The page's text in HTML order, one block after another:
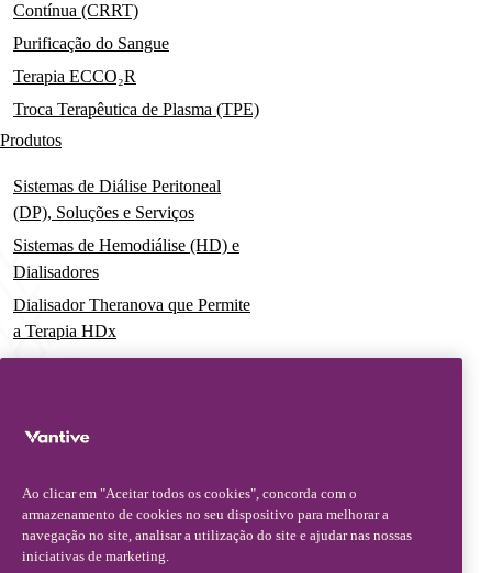
Contínua (CRRT)
Purificação do Sangue
Terapia ECCO₂R
Troca Terapêutica de Plasma (TPE)
Produtos
Sistemas de Diálise Peritoneal
(DP), Soluções e Serviços
Sistemas de Hemodiálise (HD) e
Dialisadores
Dialisador Theranova que Permite
a Terapia HDx
Sistemas de Terapia Aguda
Contínua (CRRT)
Soluções Digitais
Serviços Avançados e Educação
Ao clicar em "Aceitar todos os cookies", concorda com o
armazenamento de cookies no seu dispositivo para melhorar a
navegação no site, analisar a utilização do site e ajudar nas nossas
iniciativas de marketing.